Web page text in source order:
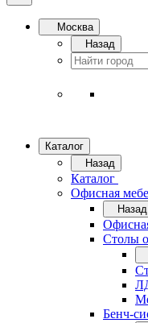
Москва
Назад
Каталог
Назад
Каталог
Офисная
Назад
Cтолы
Бенч-